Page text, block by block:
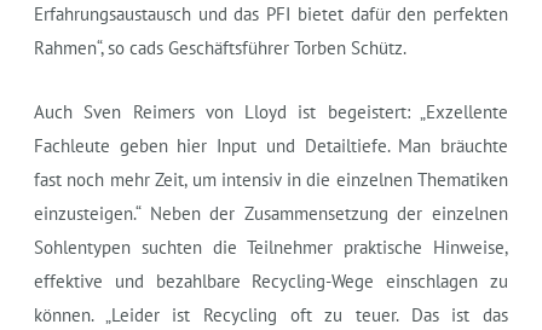
Erfahrungsaustausch und das PFI bietet dafür den perfekten
Rahmen“, so cads Geschäftsführer Torben Schütz.
Auch Sven Reimers von Lloyd ist begeistert: „Exzellente
Fachleute geben hier Input und Detailtiefe. Man bräuchte
fast noch mehr Zeit, um intensiv in die einzelnen Thematiken
einzusteigen.“ Neben der Zusammensetzung der einzelnen
Sohlentypen suchten die Teilnehmer praktische Hinweise,
effektive und bezahlbare Recycling-Wege einschlagen zu
können. „Leider ist Recycling oft zu teuer. Das ist das